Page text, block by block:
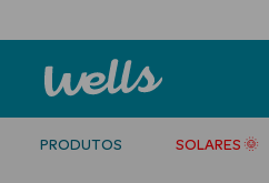
PRODUTOS SOLARES 🌞